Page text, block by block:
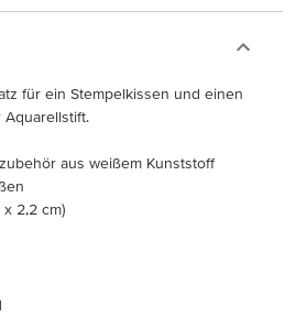
für ein Stempelkissen und einen
Aquarellstift.
aus weißem Kunststoff
2,2 cm)